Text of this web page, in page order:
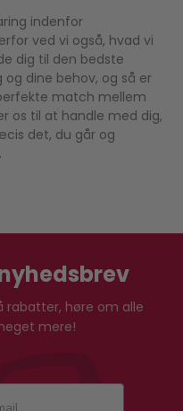
indenfor
ved vi også, hvad vi
dig til den bedste
dine behov, og så er
match mellem
os til at handle med dig,
det, du går og
høre om alle
mere!